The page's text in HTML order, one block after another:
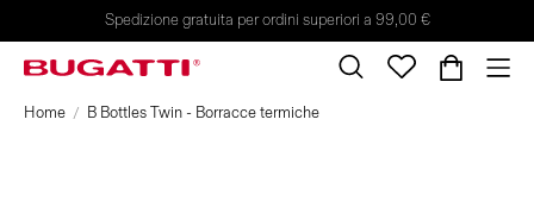
Spedizione gratuita per ordini superiori a 99,00 €
Home B Bottles Twin - Borracce termiche